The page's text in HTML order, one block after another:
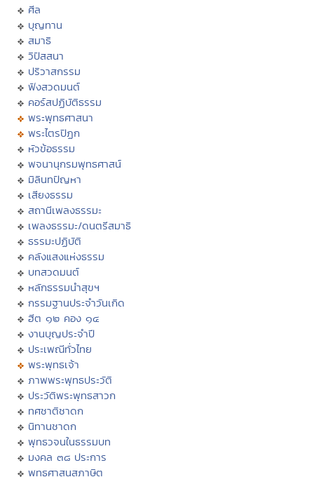
ศีล
บุญทาน
สมาธิ
วิปัสสนา
ปริวาสกรรม
ฟังสวดมนต์
คอร์สปฏิบัติธรรม
พระพุทธศาสนา
พระไตรปิฏก
หัวข้อธรรม
พจนานุกรมพุทธศาสน์
มิลินทปัญหา
เสียงธรรม
สถานีเพลงธรรมะ
เพลงธรรมะ/ดนตรีสมาธิ
ธรรมะปฏิบัติ
คลังแสงแห่งธรรม
บทสวดมนต์
หลักธรรมนำสุขฯ
กรรมฐานประจำวันเกิด
ฮีต ๑๒ คอง ๑๔
งานบุญประจำปี
ประเพณีทั่วไทย
พระพุทธเจ้า
ภาพพระพุทธประวัติ
ประวัติพระพุทธสาวก
ทศชาติชาดก
นิทานชาดก
พุทธวจนในธรรมบท
มงคล ๓๘ ประการ
พุทธศาสนสุภาษิต